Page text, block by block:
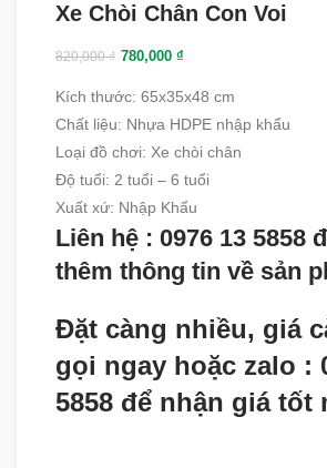
Xe Chòi Chân Con Voi
820,000₫ 780,000 ₫
Kích thước: 65x35x48 cm
Chất liệu: Nhựa HDPE nhập khẩu
Loại đồ chơi: Xe chòi chân
Độ tuổi: 2 tuổi – 6 tuổi
Xuất xứ: Nhập Khẩu
Liên hệ : 0976 13 5858
thêm thông tin về sản
Đặt càng nhiều, giá
gọi ngay hoặc zalo :
5858 để nhận giá tốt